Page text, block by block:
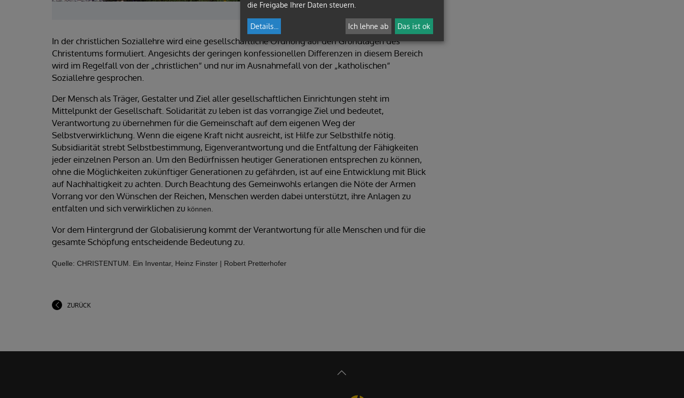
In der christlichen Soziallehre wird eine gesellschaftliche Ordnung auf den Grundlagen des
Christentums formuliert. Angesichts der geringen konfessionellen Differenzen in diesem Bereich
wird im Regelfall von der „christlichen“ und nur im Ausnahmefall von der „katholischen“
Soziallehre gesprochen.
Der Mensch als Träger, Gestalter und Ziel aller gesellschaftlichen Einrichtungen steht im
Mittelpunkt der Gesellschaft. Solidarität zu leben ist das vorrangige Ziel und bedeutet,
Verantwortung zu übernehmen für die Gemeinschaft auf dem eigenen Weg der
Selbstverwirklichung. Wenn die eigene Kraft nicht ausreicht, ist Hilfe zur Selbsthilfe nötig.
Subsidiarität strebt Selbstbestimmung, Eigenverantwortung und die Entfaltung der Fähigkeiten
jeder einzelnen Person an. Um den Bedürfnissen heutiger Generationen entsprechen zu können,
ohne die Möglichkeiten zukünftiger Generationen zu gefährden, ist auf eine Entwicklung mit Blick
auf Nachhaltigkeit zu achten. Durch Beachtung des Gemeinwohls erlangen die Nöte der Armen
Vorrang vor den Wünschen der Reichen, Menschen werden dabei unterstützt, ihre Anlagen zu
entfalten und sich verwirklichen zu können.
Vor dem Hintergrund der Globalisierung kommt der Verantwortung für alle Menschen und für die
gesamte Schöpfung entscheidende Bedeutung zu.
Quelle: CHRISTENTUM. Ein Inventar, Heinz Finster | Robert Pretterhofer
ZURÜCK
die Freigabe Ihrer Daten steuern.
Details Ich lehne ab Das ist ok